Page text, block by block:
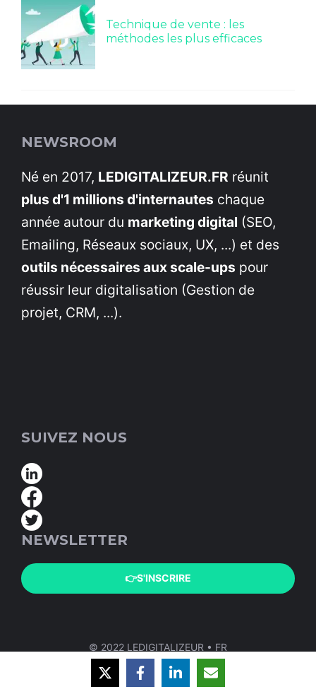
Technique de vente : les
méthodes les plus efficaces
NEWSROOM
Né en 2017, LEDIGITALIZEUR.FR réunit
plus d'1 millions d'internautes chaque
année autour du marketing digital (SEO,
Emailing, Réseaux sociaux, UX, ...) et des
outils nécessaires aux scale-ups pour
réussir leur digitalisation (Gestion de
projet, CRM, ...).
SUIVEZ NOUS
NEWSLETTER
👉S'INSCRIRE
© 2022 LEDIGITALIZEUR • FR
Mentions Légales